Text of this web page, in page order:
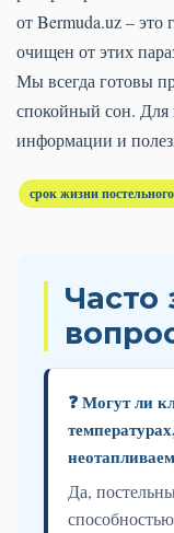
от Bermuda.uz – это
очищен от этих
Мы всегда готовы
спокойный сон. Для
информации и
срок жизни
Часто
❓ Могут ли
Да,